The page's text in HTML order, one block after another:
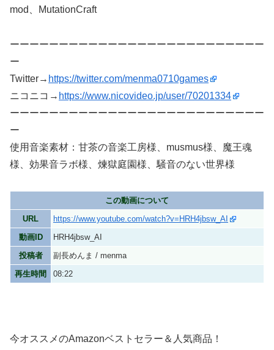
mod、MutationCraft
ーーーーーーーーーーーーーーーーーーーーーーーーーー
ー
Twitter→ https://twitter.com/menma0710games
ニコニコ→ https://www.nicovideo.jp/user/70201334
ーーーーーーーーーーーーーーーーーーーーーーーーーー
ー
使用音楽素材：甘茶の音楽工房様、musmus様、魔王魂
様、効果音ラボ様、煉獄庭園様、騒音のない世界様
この動画について
URL
https://www.youtube.com/watch?v=HRH4jbsw_AI
動画ID
HRH4jbsw_AI
投稿者
副長めんま / menma
再生時間
08:22
今オススメのAmazonベストセラー＆人気商品！